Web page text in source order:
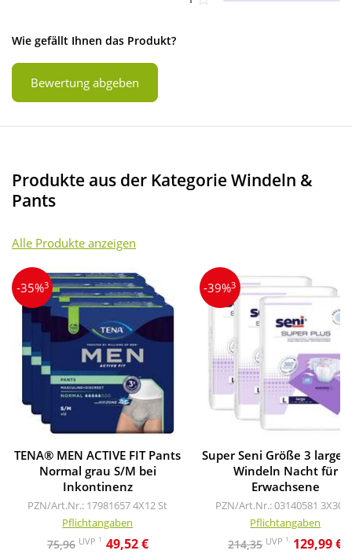
Wie gefällt Ihnen das Produkt?
Bewertung abgeben
Produkte aus der Kategorie Windeln &
Pants
Alle Produkte anzeigen
-35%3
TENA® MEN ACTIVE FIT Pants
Normal grau S/M bei
Inkontinenz
PZN/Art.Nr.: 179816574X12 St
Pflichtangaben
75,96 UVP 1 49,52 €
-39%3
Super Seni Größe 3 large
Windeln Nacht für
Erwachsene
PZN/Art.Nr.: 03140581 3X30
Pflichtangaben
214,35 UVP 1 129,99 €